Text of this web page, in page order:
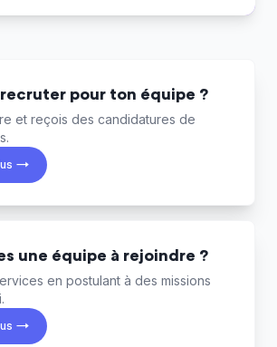
pour ton équipe ?
et reçois des candidatures de
→
une équipe à rejoindre ?
en postulant à des missions
→